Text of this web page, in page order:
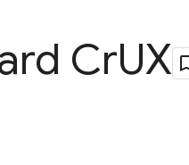
CrUX